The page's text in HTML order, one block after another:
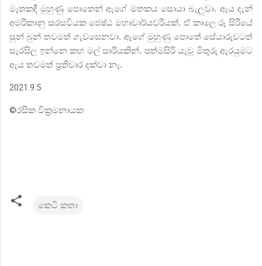
මෑතකදී මුහුණු පොතෙන් ඇගේ මතකය සොයා බැලුවා. ඇය දැන්
අමරිකානු සරසවියක ජෙෂ්ඨ මහාචාර්යවරියක්. ඒ කාලෙ රූ සිරියේ
සුන් බුන් තවමත් ගැවසෙනවා. ඇගේ මුහුණු පොතේ සේයාරුවටත්
සැරසිල ඉන්නෙ කහ මල් සාරියකින්. පත්මසිරි යැවූ මිතුරු ඇරයුමට
ඇය තවමත් ප්‍රතිචාර දක්වා නෑ.
2021.9.5
©රසික වික්‍රමනායක
කෙටි කතා